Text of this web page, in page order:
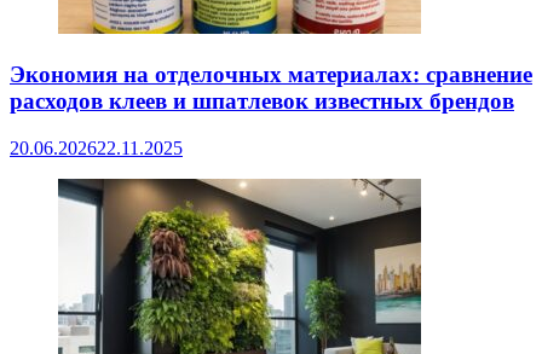
Экономия на отделочных материалах: сравнение
расходов клеев и шпатлевок известных брендов
20.06.202622.11.2025